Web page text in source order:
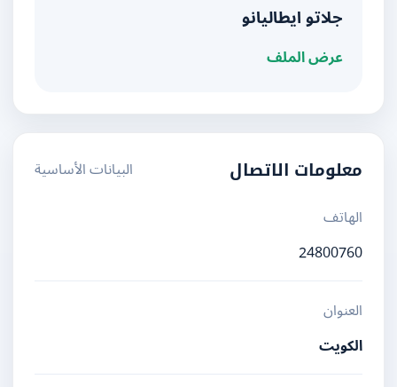
جلاتو ايطاليانو
عرض الملف
معلومات الاتصال
البيانات الأساسية
الهاتف
24800760
العنوان
الكويت